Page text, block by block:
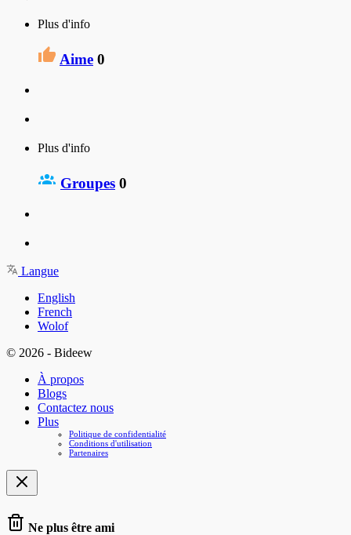
Plus d'info
Aime 0
Plus d'info
Groupes 0
Langue
English
French
Wolof
© 2026 - Bideew
À propos
Blogs
Contactez nous
Plus
Politique de confidentialité
Conditions d'utilisation
Partenaires
Ne plus être ami